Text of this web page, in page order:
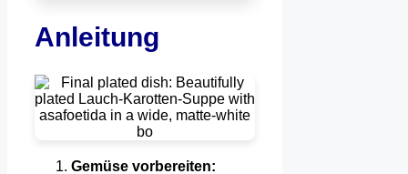
Anleitung
Gemüse vorbereiten: